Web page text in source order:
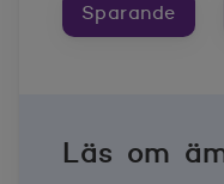
Sparande
Läs om